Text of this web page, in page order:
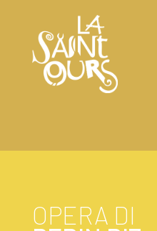
OPERA DI